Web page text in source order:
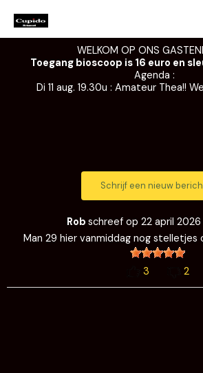
naar
de
WELKOM OP ONS
Toegang bioscoop is 16 euro en
Agenda :
Di 11 aug. 19.30u : Amateur Thea!!
Rob schreef op 22 april 2026
Man 29 hier vanmiddag nog stelletjes
3 2